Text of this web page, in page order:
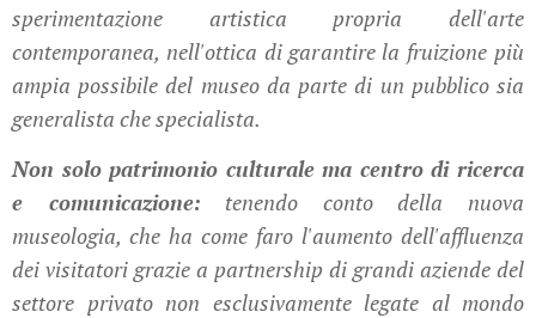
sperimentazione artistica propria dell'arte
contemporanea, nell'ottica di garantire la fruizione più
ampia possibile del museo da parte di un pubblico sia
generalista che specialista.
Non solo patrimonio culturale ma centro di ricerca
e comunicazione: tenendo conto della nuova
museologia, che ha come faro l'aumento dell'affluenza
dei visitatori grazie a partnership di grandi aziende del
settore privato non esclusivamente legate al mondo